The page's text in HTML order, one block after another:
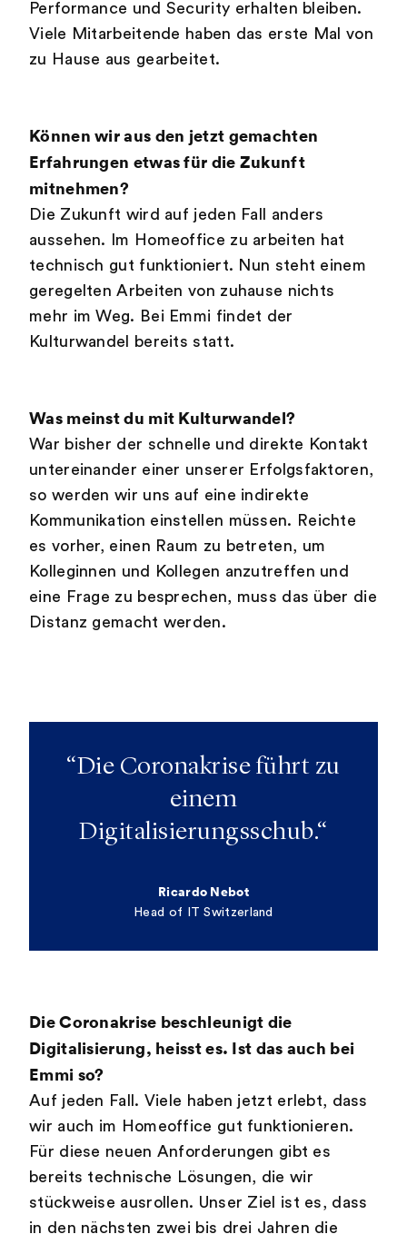
Performance und Security erhalten bleiben.
Viele Mitarbeitende haben das erste Mal von
zu Hause aus gearbeitet.
Können wir aus den jetzt gemachten
Erfahrungen etwas für die Zukunft
mitnehmen?
Die Zukunft wird auf jeden Fall anders
aussehen. Im Homeoffice zu arbeiten hat
technisch gut funktioniert. Nun steht einem
geregelten Arbeiten von zuhause nichts
mehr im Weg. Bei Emmi findet der
Kulturwandel bereits statt.
Was meinst du mit Kulturwandel?
War bisher der schnelle und direkte Kontakt
untereinander einer unserer Erfolgsfaktoren,
so werden wir uns auf eine indirekte
Kommunikation einstellen müssen. Reichte
es vorher, einen Raum zu betreten, um
Kolleginnen und Kollegen anzutreffen und
eine Frage zu besprechen, muss das über die
Distanz gemacht werden.
“Die Coronakrise führt zu
einem
Digitalisierungsschub.“
Ricardo Nebot
Head of IT Switzerland
Die Coronakrise beschleunigt die
Digitalisierung, heisst es. Ist das auch bei
Emmi so?
Auf jeden Fall. Viele haben jetzt erlebt, dass
wir auch im Homeoffice gut funktionieren.
Für diese neuen Anforderungen gibt es
bereits technische Lösungen, die wir
stückweise ausrollen. Unser Ziel ist es, dass
in den nächsten zwei bis drei Jahren die